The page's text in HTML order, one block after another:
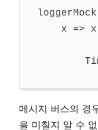
loggerMock
x
=> x
메시지 버스의 경
을 미칠지 알 수